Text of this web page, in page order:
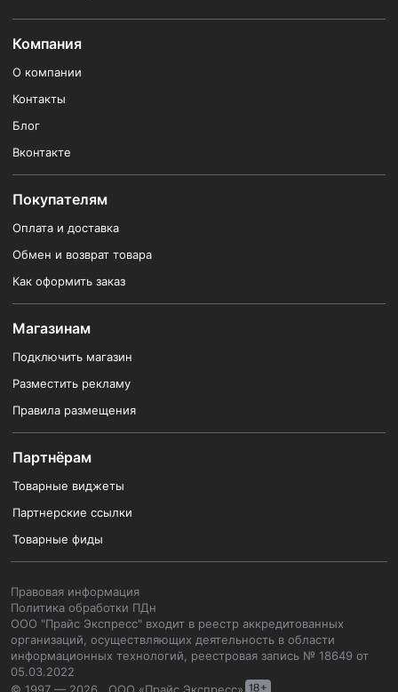
Компания
О компании
Контакты
Блог
Вконтакте
Покупателям
Оплата и доставка
Обмен и возврат товара
Как оформить заказ
Магазинам
Подключить магазин
Разместить рекламу
Правила размещения
Партнёрам
Товарные виджеты
Партнерские ссылки
Товарные фиды
Правовая информация
Политика обработки ПДн
ООО "Прайс Экспресс" входит в реестр аккредитованных
организаций, осуществляющих деятельность в области
информационных технологий, реестровая запись № 18649 от
05.03.2022